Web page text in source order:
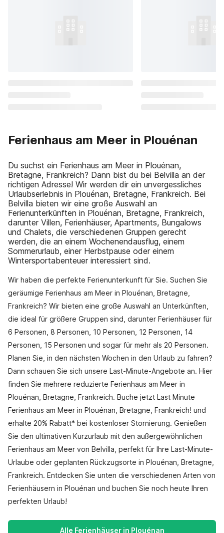
Ferienhaus am Meer in Plouénan
Du suchst ein Ferienhaus am Meer in Plouénan,
Bretagne, Frankreich? Dann bist du bei Belvilla an der
richtigen Adresse! Wir werden dir ein unvergessliches
Urlaubserlebnis in Plouénan, Bretagne, Frankreich. Bei
Belvilla bieten wir eine große Auswahl an
Ferienunterkünften in Plouénan, Bretagne, Frankreich,
darunter Villen, Ferienhäuser, Apartments, Bungalows
und Chalets, die verschiedenen Gruppen gerecht
werden, die an einem Wochenendausflug, einem
Sommerurlaub, einer Herbstpause oder einem
Wintersportabenteuer interessiert sind.
Wir haben die perfekte Ferienunterkunft für Sie. Suchen Sie
geräumige Ferienhaus am Meer in Plouénan, Bretagne,
Frankreich? Wir bieten eine große Auswahl an Unterkünften,
die ideal für größere Gruppen sind, darunter Ferienhäuser für
6 Personen, 8 Personen, 10 Personen, 12 Personen, 14
Personen, 15 Personen und sogar für mehr als 20 Personen.
Planen Sie, in den nächsten Wochen in den Urlaub zu fahren?
Dann schauen Sie sich unsere Last-Minute-Angebote an. Hier
finden Sie mehrere reduzierte Ferienhaus am Meer in
Plouénan, Bretagne, Frankreich. Buche jetzt Last Minute
Ferienhaus am Meer in Plouénan, Bretagne, Frankreich! und
erhalte 20% Rabatt* bei kostenloser Stornierung. Genießen
Sie den ultimativen Kurzurlaub mit den außergewöhnlichen
Ferienhaus am Meer von Belvilla, perfekt für Ihre Last-Minute-
Urlaube oder geplanten Rückzugsorte in Plouénan, Bretagne,
Frankreich. Entdecken Sie unten die verschiedenen Arten von
Ferienhäusern in Plouénan und buchen Sie noch heute Ihren
perfekten Urlaub!
Alle Ferienhäuser in Plouénan